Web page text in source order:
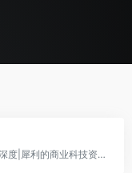
聚合优质的创新信息与人群，捕获精选|深度|犀利的商业科技资讯。在虎嗅，不错过互联网的每个重要时刻。